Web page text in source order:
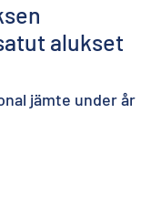
alukset
jämte under år